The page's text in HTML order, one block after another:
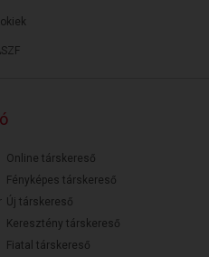
Online társkereső
Fényképes társkereső
Új társkereső
Keresztény társkereső
Fiatal társkereső